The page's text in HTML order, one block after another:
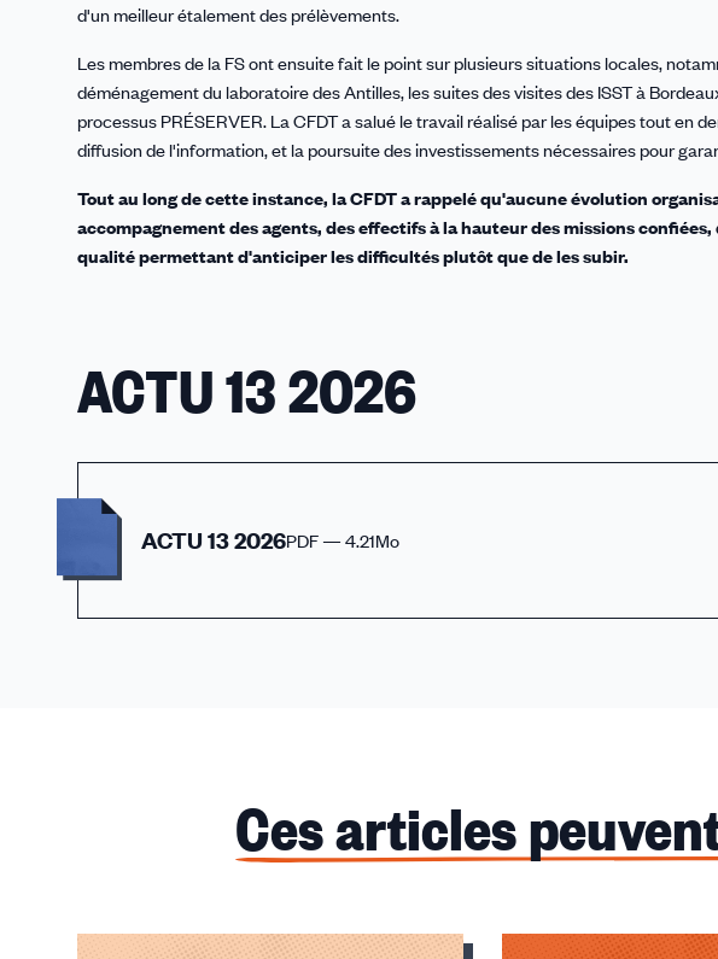
d'un meilleur étalement des prélèvements.
Les membres de la FS ont ensuite fait le point sur plusieurs situations locales,
déménagement du laboratoire des Antilles, les suites des visites des ISST à
processus PRÉSERVER. La CFDT a salué le travail réalisé par les équipes tout en
diffusion de l'information, et la poursuite des investissements nécessaires pour
Tout au long de cette instance, la CFDT a rappelé qu'aucune évolution
accompagnement des agents, des effectifs à la hauteur des missions
qualité permettant d'anticiper les difficultés plutôt que de les subir.
ACTU 13 2026
ACTU 13 2026PDF — 4.21Mo
Ces articles